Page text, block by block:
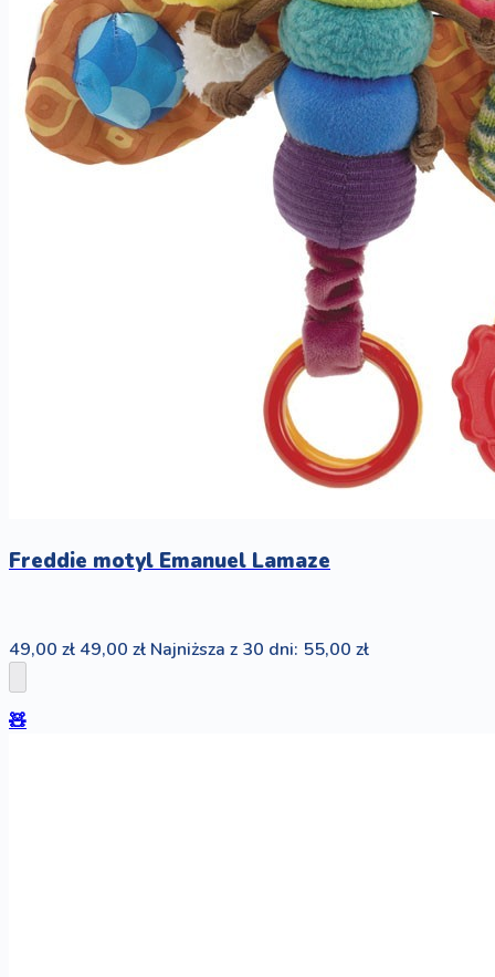
Freddie motyl Emanuel Lamaze
49,00 zł 49,00 zł Najniższa z 30 dni: 55,00 zł
🧸